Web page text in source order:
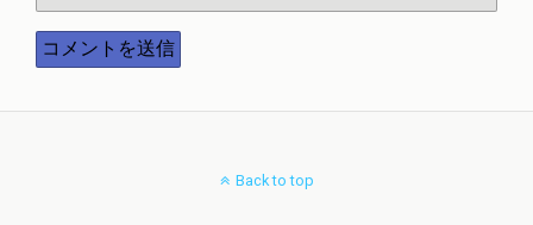
Back to top